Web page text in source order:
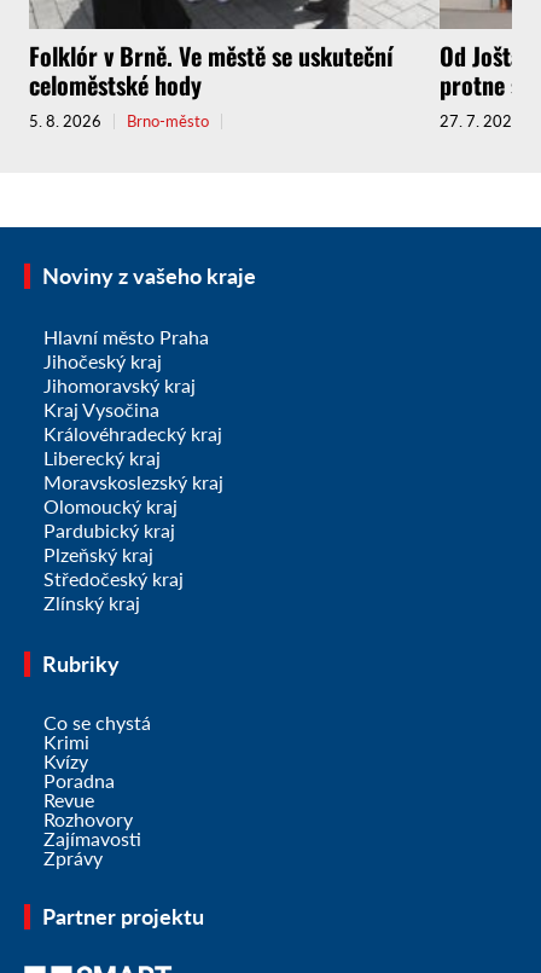
Folklór v Brně. Ve městě se uskuteční
celoměstské hody
5. 8. 2026 Brno-město
Od Jošta
protne
27. 7. 2026
Noviny z vašeho kraje
Hlavní město Praha
Jihočeský kraj
Jihomoravský kraj
Kraj Vysočina
Královéhradecký kraj
Liberecký kraj
Moravskoslezský kraj
Olomoucký kraj
Pardubický kraj
Plzeňský kraj
Středočeský kraj
Zlínský kraj
Rubriky
Co se chystá
Krimi
Kvízy
Poradna
Revue
Rozhovory
Zajímavosti
Zprávy
Partner projektu